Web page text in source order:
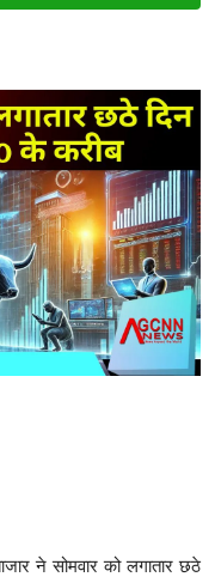
ने सोमवार को लगातार छठे